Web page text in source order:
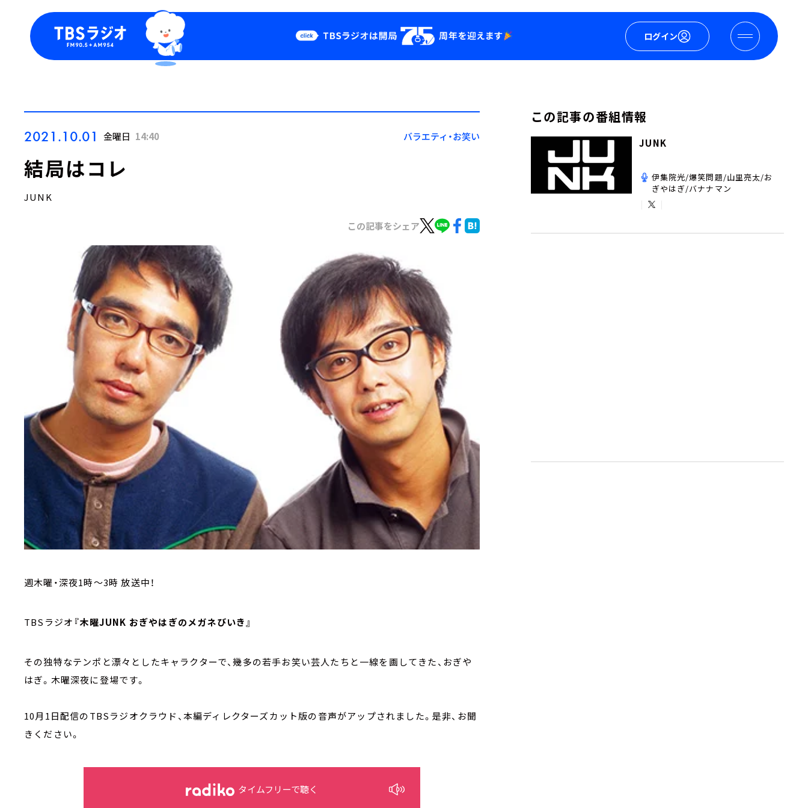
ログイン
Podcast
YouTube
会社情報
2021.10.01 金曜日 14:40 バラエティ・お笑い
結局はコレ
JUNK
この記事をシェア
週木曜・深夜1時～3時 放送中！
TBSラジオ 『木曜JUNK おぎやはぎのメガネびいき』
その独特なテンポと漂々としたキャラクターで、幾多の若手お笑い芸人たちと一線を画してきた、おぎや
はぎ。木曜深夜に登場です。
10月1日配信のTBSラジオクラウド、本編ディレクターズカット版の音声がアップされました。是非、お聞
きください。
タイムフリーで聴く
この記事の番組情報
JUNK
伊集院光/爆笑問題/山里亮太/お
ぎやはぎ/バナナマン